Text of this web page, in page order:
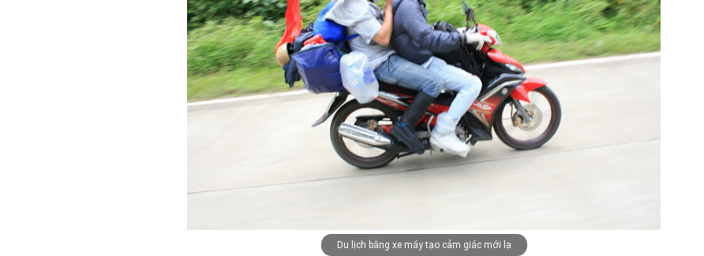
Du lịch bằng xe máy tạo cảm giác mới lạ